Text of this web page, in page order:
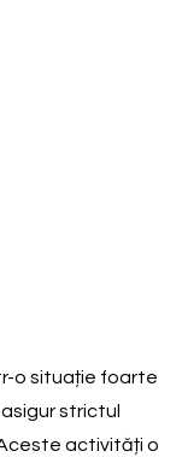
o situație foarte
strictul
activități o